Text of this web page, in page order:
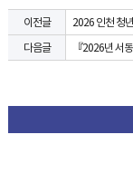
이전글
2026 인천 청
다음글
『2026년 서